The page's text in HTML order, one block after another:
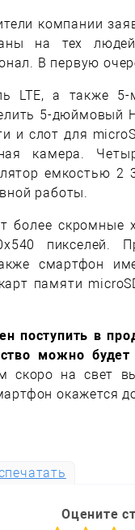
компании
на тех
В первую
LTE, а также 5-
5-дюймовый
и слот для
камера.
емкостью
работы.
более скромные
смартфон
памяти
поступить в
можно
скоро на свет
окажется
Оцените